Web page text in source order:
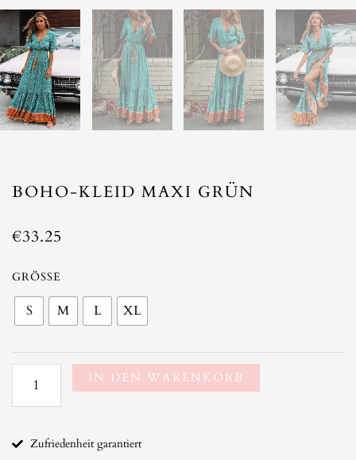
BOHO-KLEID MAXI GRÜN
€33.25
GRÖSSE
S M L XL
Boho-
MAXI
GRÜN
Menge
IN DEN WARENKORB
Zufriedenheit garantiert